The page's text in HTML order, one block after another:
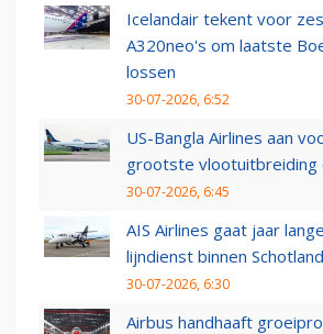
Icelandair tekent voor
A320neo's om laatste
lossen
30-07-2026, 6:52
US-Bangla Airlines aan
grootste vlootuitbreiding
30-07-2026, 6:45
AIS Airlines gaat jaar
lijndienst binnen Schotland
30-07-2026, 6:30
Airbus handhaaft